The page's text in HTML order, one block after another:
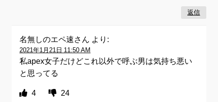
返信
名無しのエペ速さん より:
2021年1月21日 11:50 AM
私apex女子だけどこれ以外で呼ぶ男は気持ち悪い
と思ってる
4 24